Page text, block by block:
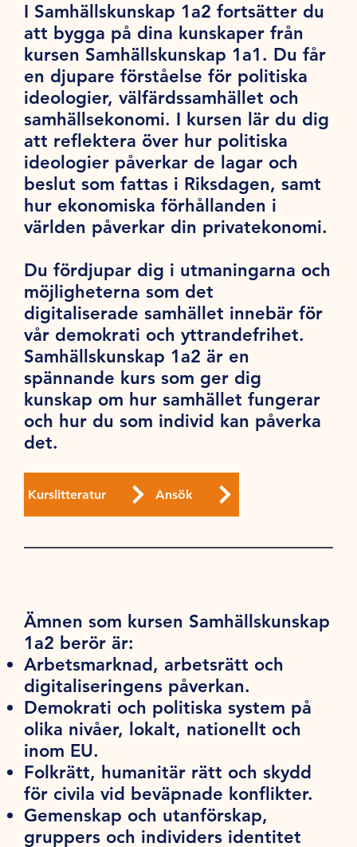
I Samhällskunskap 1a2 fortsätter du
att bygga på dina kunskaper från
kursen Samhällskunskap 1a1. Du får
en djupare förståelse för politiska
ideologier, välfärdssamhället och
samhällsekonomi. I kursen lär du dig
att reflektera över hur politiska
ideologier påverkar de lagar och
beslut som fattas i Riksdagen, samt
hur ekonomiska förhållanden i
världen påverkar din privatekonomi.
Du fördjupar dig i utmaningarna och
möjligheterna som det
digitaliserade samhället innebär för
vår demokrati och yttrandefrihet.
Samhällskunskap 1a2 är en
spännande kurs som ger dig
kunskap om hur samhället fungerar
och hur du som individ kan påverka
det.
Kurslitteratur Ansök
Ämnen som kursen Samhällskunskap
1a2 berör är:
Arbetsmarknad, arbetsrätt och
digitaliseringens påverkan.
Demokrati och politiska system på
olika nivåer, lokalt, nationellt och
inom EU.
Folkrätt, humanitär rätt och skydd
för civila vid beväpnade konflikter.
Gemenskap och utanförskap,
gruppers och individers identitet